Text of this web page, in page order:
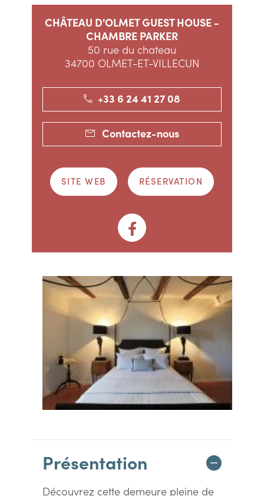
CHÂTEAU D'OLMET GUEST HOUSE -
CHAMBRE PARKER
50 rue du chateau
34700 OLMET-ET-VILLECUN
+33 6 24 41 27 08
Contactez-nous
SITE WEB RÉSERVATION
Présentation
Découvrez cette demeure pleine de